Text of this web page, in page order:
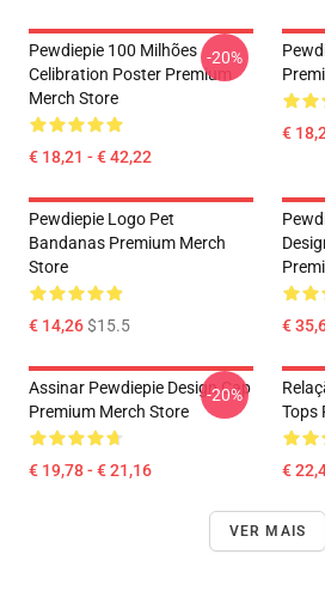
Pewdiepie 100 Milhões
Celibration Poster Premium
Merch Store
€ 18,21 - € 42,22
-20%
€
Pewdiepie Logo Pet
Bandanas Premium Merch
Store
€ 14,26$15.5 €
Assinar Pewdiepie Design Cap
Premium Merch Store
€ 19,78 - € 21,16
-20%
Tops
€
VER MAIS